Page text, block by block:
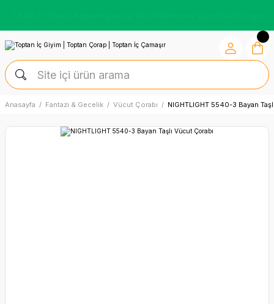
Anasayfa Fantazi & Gecelik Vücut Çorabı NIGHTLIGHT 5540-3 Bayan